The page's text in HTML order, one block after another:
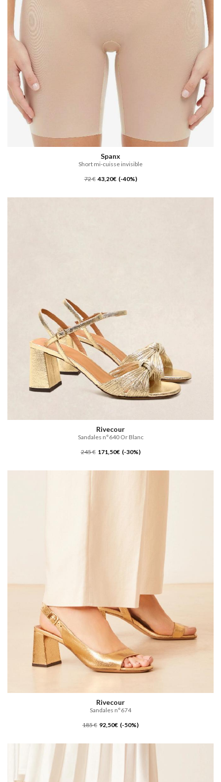
Spanx
Short mi-cuisse invisible
72 € 43,20€ (-40%)
Rivecour
Sandales n°640 Or Blanc
245 € 171,50€ (-30%)
Rivecour
Sandales n°674
185 € 92,50€ (-50%)